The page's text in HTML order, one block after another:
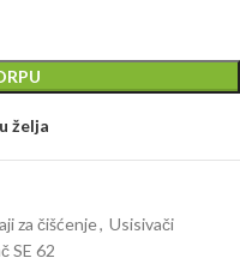
želja
za čišćenje, Usisivači
SE 62